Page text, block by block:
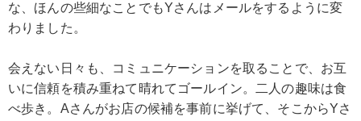
な、ほんの些細なことでもYさんはメールをするように変
わりました。
会えない日々も、コミュニケーションを取ることで、お互
いに信頼を積み重ねて晴れてゴールイン。二人の趣味は食
べ歩き。Aさんがお店の候補を事前に挙げて、そこからYさ